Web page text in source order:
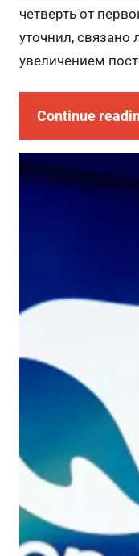
четверть от
уточнил, связано
увеличением
Continue